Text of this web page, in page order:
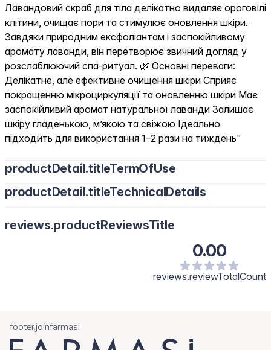
Лавандовий скраб для тіла делікатно видаляє ороговілі
клітини, очищає пори та стимулює оновлення шкіри.
Завдяки природним ексфоліантам і заспокійливому
аромату лаванди, він перетворює звичний догляд у
розслаблюючий спа-ритуал. 🌿 Основні переваги:
Делікатне, але ефективне очищення шкіри Сприяє
покращенню мікроциркуляції та оновленню шкіри Має
заспокійливий аромат натуральної лаванди Залишає
шкіру гладенькою, м’якою та свіжою Ідеально
підходить для використання 1–2 рази на тиждень"
productDetail.titleTermOfUse
productDetail.titleTechnicalDetails
reviews.productReviewsTitle
0.00
reviews.reviewTotalCount
footer.joinfarmasi